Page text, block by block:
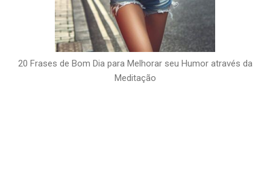
20 Frases de Bom Dia para Melhorar seu Humor através da
Meditação